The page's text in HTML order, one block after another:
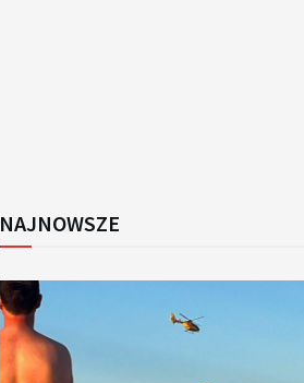
NAJNOWSZE